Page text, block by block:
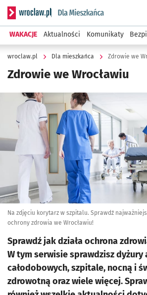
Serwis informacyjny wroclaw.pl
WAKACJE Aktualności Komunikaty
wroclaw.pl Dla mieszkańca Zdrowie we
Zdrowie we Wrocławiu
Kliknij, aby powiększyć
Na zdjęciu korytarz w szpitalu. Sprawdź
ochrony zdrowia we Wrocławiu!
Sprawdź jak działa ochrona
W tym serwisie sprawdzisz dyżury
całodobowych, szpitale, nocną i
zdrowotną oraz wiele więcej.